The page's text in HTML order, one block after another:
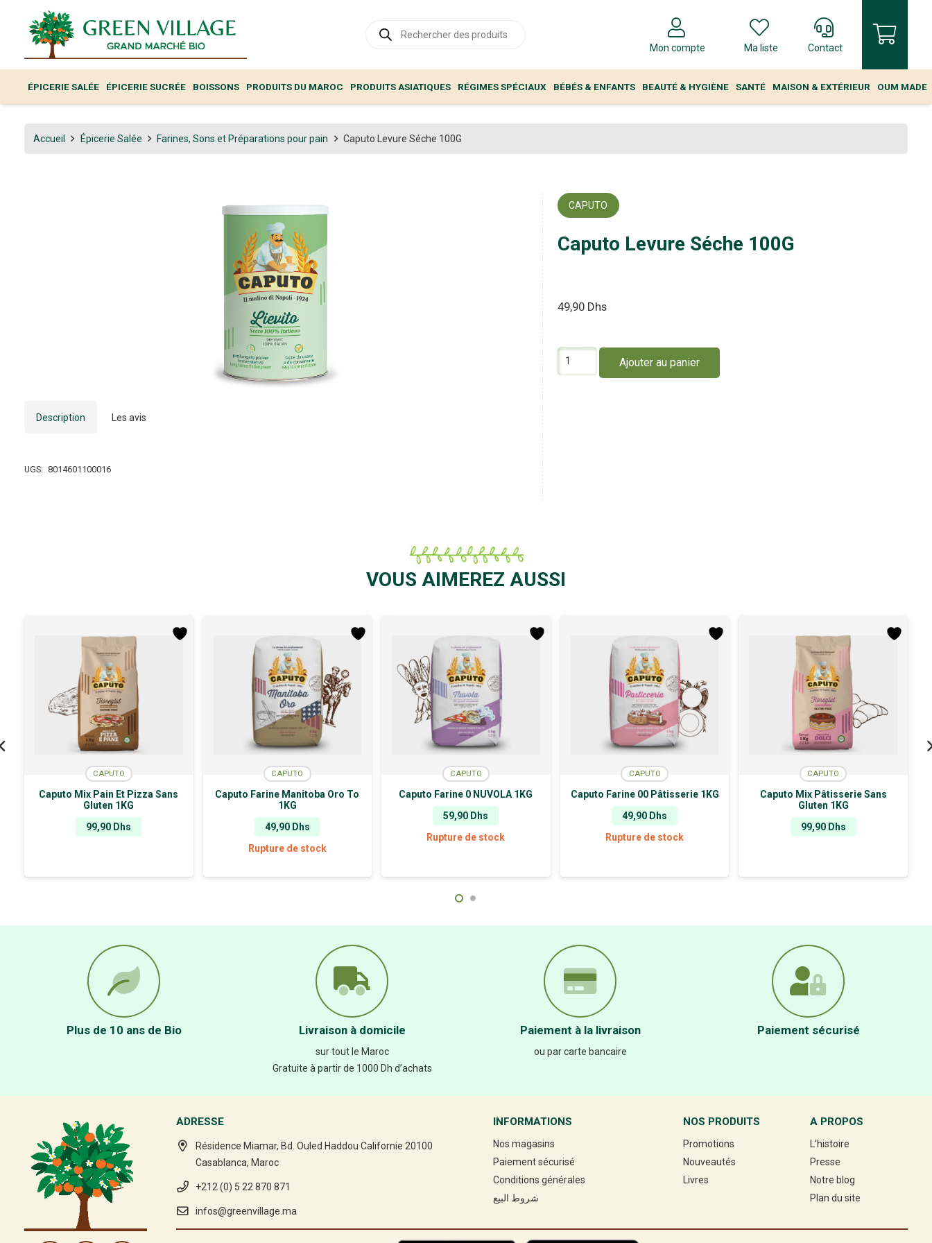
produits
Mon compte Ma liste Contact
ÉPICERIE SALÉE ÉPICERIE SUCRÉE BOISSONS PRODUITS DU MAROC PRODUITS ASIATIQUES RÉGIMES SPÉCIAUX BÉBÉS & ENFANTS BEAUTÉ & HYGIÈNE SANTÉ MAISON & EXTÉRIEUR OUM MADE
Accueil Épicerie Salée Farines, Sons et Préparations pour pain Caputo Levure Séche 100G
Description Les avis
UGS: 8014601100016
CAPUTO
Caputo Levure Séche 100G
49,90 Dhs
quantité
de
Ajouter au panier
VOUS AIMEREZ AUSSI
CAPUTO
Caputo Mix Pain Et Pizza Sans
Gluten 1KG
99,90 Dhs
CAPUTO
Caputo Farine Manitoba Oro To
1KG
49,90 Dhs
Rupture de stock
CAPUTO
Caputo Farine 0 NUVOLA 1KG
59,90 Dhs
Rupture de stock
CAPUTO
Caputo Farine 00 Pâtisserie 1KG
49,90 Dhs
Rupture de stock
CAPUTO
Caputo Mix Pâtisserie Sans
Gluten 1KG
99,90 Dhs
Plus de 10 ans de Bio Livraison à domicile
sur tout le Maroc
Gratuite à partir de 1000 Dh d’achats
Paiement à la livraison
ou par carte bancaire
Paiement sécurisé
ADRESSE
Résidence Miamar, Bd. Ouled Haddou Californie 20100
Casablanca, Maroc
+212 (0) 5 22 870 871
infos@greenvillage.ma
INFORMATIONS
Nos magasins
Paiement sécurisé
Conditions générales
شروط البيع
NOS PRODUITS
Promotions
Nouveautés
Livres
A PROPOS
L’histoire
Presse
Notre blog
Plan du site